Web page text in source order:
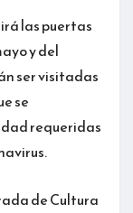
las puertas
y del
ser visitadas
se
requeridas
de Cultura